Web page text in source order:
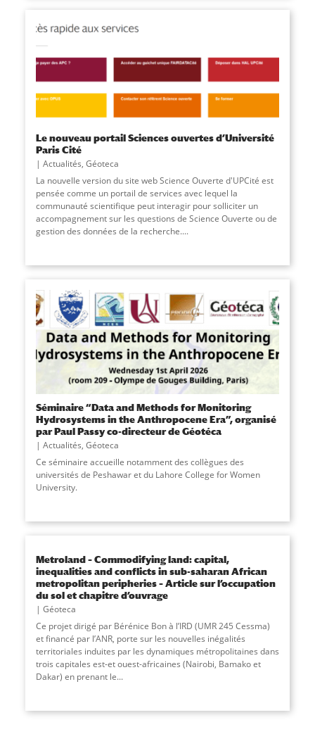
Le nouveau portail Sciences ouvertes d’Université
Paris Cité
Actualités, Géoteca
La nouvelle version du site web Science Ouverte d'UPCité est
pensée comme un portail de services avec lequel la
communauté scientifique peut interagir pour solliciter un
accompagnement sur les questions de Science Ouverte ou de
gestion des données de la recherche....
Séminaire “Data and Methods for Monitoring
Hydrosystems in the Anthropocene Era”, organisé
par Paul Passy co-directeur de Géotéca
Actualités, Géoteca
Ce séminaire accueille notamment des collègues des
universités de Peshawar et du Lahore College for Women
University.
Metroland – Commodifying land: capital,
inequalities and conflicts in sub-saharan African
metropolitan peripheries – Article sur l’occupation
du sol et chapitre d’ouvrage
Géoteca
Ce projet dirigé par Bérénice Bon à l’IRD (UMR 245 Cessma)
et financé par l’ANR, porte sur les nouvelles inégalités
territoriales induites par les dynamiques métropolitaines dans
trois capitales est-et ouest-africaines (Nairobi, Bamako et
Dakar) en prenant le...